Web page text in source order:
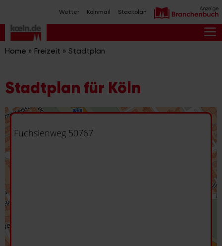
Inhalt
springen
Wetter Kölnmail Stadtplan
Home » Freizeit » Stadtplan
Stadtplan für Köln